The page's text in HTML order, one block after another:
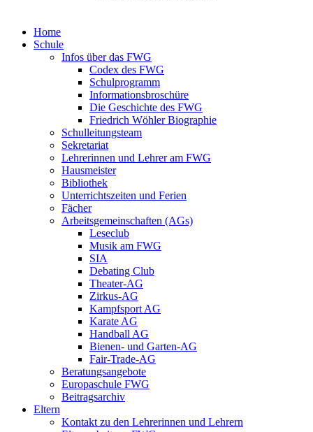
Home
Schule
Infos über das FWG
Codex des FWG
Schulprogramm
Informationsbroschüre
Die Geschichte des FWG
Friedrich Wöhler Biographie
Schulleitungsteam
Sekretariat
Lehrerinnen und Lehrer am FWG
Hausmeister
Bibliothek
Unterrichtszeiten und Ferien
Fächer
Arbeitsgemeinschaften (AGs)
Leseclub
Musik am FWG
SIA
Debating Club
Theater-AG
Zirkus-AG
Kampfsport AG
Karate AG
Handball AG
Bienen- und Garten-AG
Fair-Trade-AG
Beratungsangebote
Europaschule FWG
Beitragsarchiv
Eltern
Kontakt zu den Lehrerinnen und Lehrern